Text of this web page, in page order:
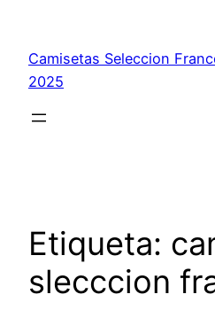
contenido
Camisetas Seleccion
2025
Etiqueta:
slecccion